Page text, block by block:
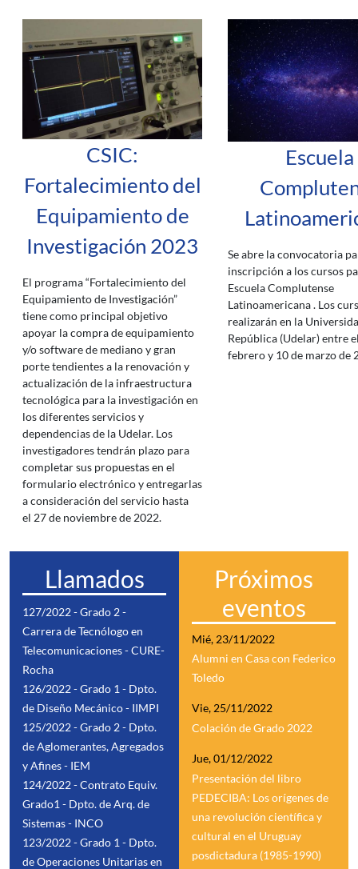
CSIC:
Fortalecimiento del
Equipamiento de
Investigación 2023
El programa “Fortalecimiento del
Equipamiento de Investigación”
tiene como principal objetivo
apoyar la compra de equipamiento
y/o software de mediano y gran
porte tendientes a la renovación y
actualización de la infraestructura
tecnológica para la investigación en
los diferentes servicios y
dependencias de la Udelar. Los
investigadores tendrán plazo para
completar sus propuestas en el
formulario electrónico y entregarlas
a consideración del servicio hasta
el 27 de noviembre de 2022.
Escuela
Se abre la convocatoria
inscripción a los cursos
Escuela Complutense
Latinoamericana. Los
realizarán en la
República (Udelar) entre
febrero y 10 de marzo de
Llamados
127/2022 - Grado 2 -
Carrera de Tecnólogo en
Telecomunicaciones - CURE-
Rocha
126/2022 - Grado 1 - Dpto.
de Diseño Mecánico - IIMPI
125/2022 - Grado 2 - Dpto.
de Aglomerantes, Agregados
y Afines - IEM
124/2022 - Contrato Equiv.
Grado1 - Dpto. de Arq. de
Sistemas - INCO
123/2022 - Grado 1 - Dpto.
de Operaciones Unitarias en
Próximos
eventos
Mié, 23/11/2022
Alumni en Casa con Federico
Toledo
Vie, 25/11/2022
Colación de Grado 2022
Jue, 01/12/2022
Presentación del libro
PEDECIBA: Los orígenes de
una revolución científica y
cultural en el Uruguay
posdictadura (1985-1990)